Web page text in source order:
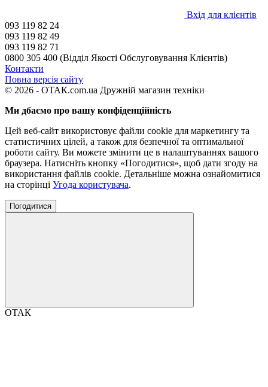
Вхід для клієнтів
093 119 82 24
093 119 82 49
093 119 82 71
0800 305 400 (Відділ Якості Обслуговування Клієнтів)
Контакти
Повна версія сайту
© 2026 - ОТАК.com.ua Дружній магазин техніки
Ми дбаємо про вашу конфіденційність
Цей веб-сайт використовує файли cookie для маркетингу та
статистичних цілей, а також для безпечної та оптимальної
роботи сайту. Ви можете змінити це в налаштуваннях вашого
браузера. Натисніть кнопку «Погодитися», щоб дати згоду на
використання файлів cookie. Детальніше можна ознайомитися
на сторінці Угода користувача.
Погодитися
ОТАК